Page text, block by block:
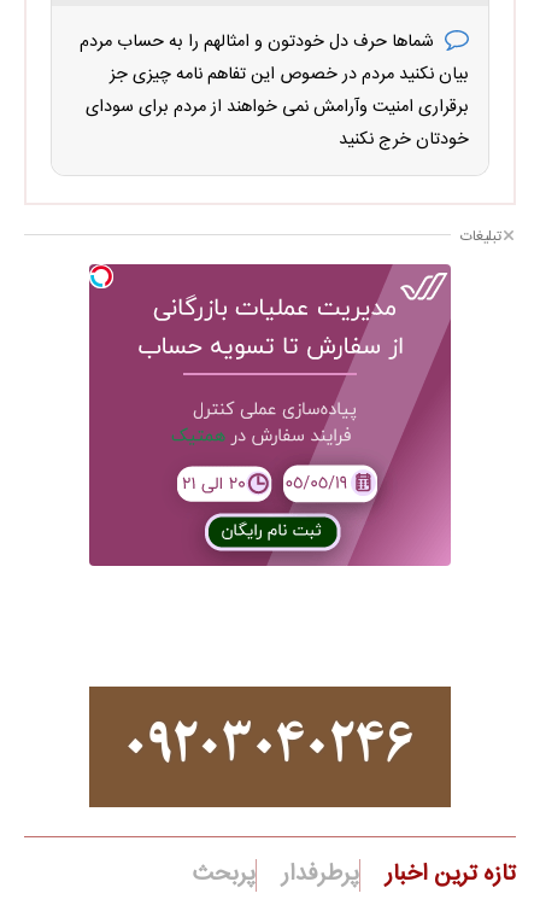
شماها حرف دل خودتون و امثالهم را به حساب مردم
بیان نکنید مردم در خصوص این تفاهم نامه چیزی جز
برقراری امنیت وآرامش نمی خواهند از مردم برای سودای
خودتان خرج نکنید
تبلیغات
تازه ترین اخبار پرطرفدار پربحث